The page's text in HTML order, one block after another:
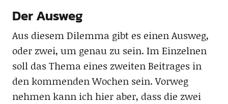
Der Ausweg
Aus diesem Dilemma gibt es einen Ausweg,
oder zwei, um genau zu sein. Im Einzelnen
soll das Thema eines zweiten Beitrages in
den kommenden Wochen sein. Vorweg
nehmen kann ich hier aber, dass die zwei